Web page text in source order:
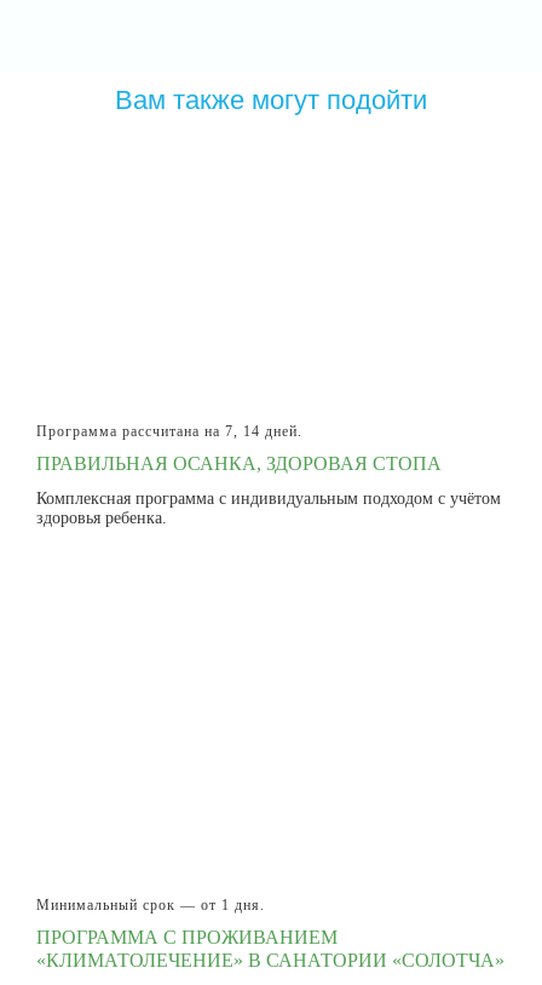
Вам также могут подойти
Программа рассчитана на 7, 14 дней.
ПРАВИЛЬНАЯ ОСАНКА, ЗДОРОВАЯ СТОПА
Комплексная программа с индивидуальным подходом с учётом
здоровья ребенка.
Минимальный срок — от 1 дня.
ПРОГРАММА С ПРОЖИВАНИЕМ
«КЛИМАТОЛЕЧЕНИЕ» В САНАТОРИИ «СОЛОТЧА»